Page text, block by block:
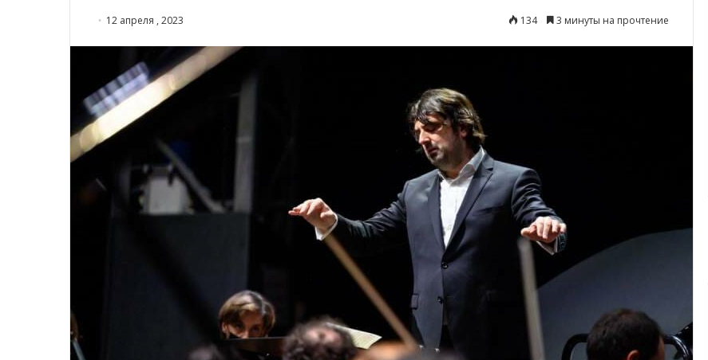
12 апреля , 2023 134 3 минуты на прочтение